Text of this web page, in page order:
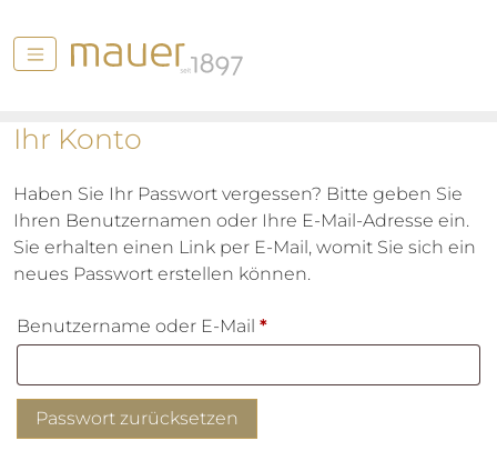
Ihr Konto
Haben Sie Ihr Passwort vergessen? Bitte geben Sie
Ihren Benutzernamen oder Ihre E-Mail-Adresse ein.
Sie erhalten einen Link per E-Mail, womit Sie sich ein
neues Passwort erstellen können.
Benutzername oder E-Mail *Erforderlich
Passwort zurücksetzen